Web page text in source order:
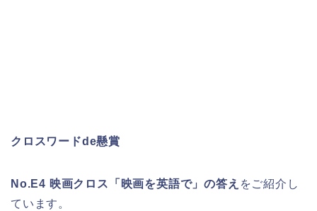
クロスワードde懸賞
No.E4 映画クロス「映画を英語で」の答え をご紹介し
ています。